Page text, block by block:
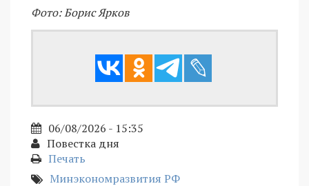
Фото: Борис Ярков
06/08/2026 - 15:35
Повестка дня
Печать
Минэкономразвития РФ